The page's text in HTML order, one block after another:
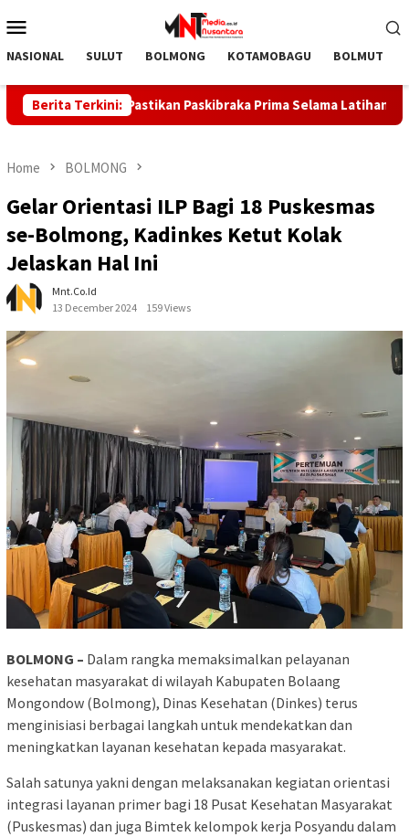
to
Menu
NASIONAL SULUT BOLMONG KOTAMOBAGU BOLMUT
Berita Terkini:
Pastikan Paskibraka Prima Selama Latihan
Home BOLMONG
Gelar Orientasi ILP Bagi 18 Puskesmas
se-Bolmong, Kadinkes Ketut Kolak
Jelaskan Hal Ini
Mnt.co.id
13 December 2024
159 Views
BOLMONG – Dalam rangka memaksimalkan pelayanan
kesehatan masyarakat di wilayah Kabupaten Bolaang
Mongondow (Bolmong), Dinas Kesehatan (Dinkes) terus
menginisiasi berbagai langkah untuk mendekatkan dan
meningkatkan layanan kesehatan kepada masyarakat.
Salah satunya yakni dengan melaksanakan kegiatan orientasi
integrasi layanan primer bagi 18 Pusat Kesehatan Masyarakat
(Puskesmas) dan juga Bimtek kelompok kerja Posyandu dalam